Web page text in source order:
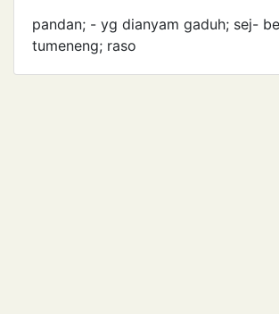
pandan; - yg dianyam gaduh; sej-
tumeneng; raso